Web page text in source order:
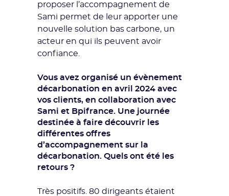
proposer l’accompagnement de
Sami permet de leur apporter une
nouvelle solution bas carbone, un
acteur en qui ils peuvent avoir
confiance.
Vous avez organisé un évènement
décarbonation en avril 2024 avec
vos clients, en collaboration avec
Sami et Bpifrance. Une journée
destinée à faire découvrir les
différentes offres
d’accompagnement sur la
décarbonation. Quels ont été les
retours ?
Très positifs. 80 dirigeants étaient